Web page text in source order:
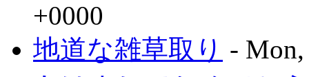
+0000
地道な雑草取り -